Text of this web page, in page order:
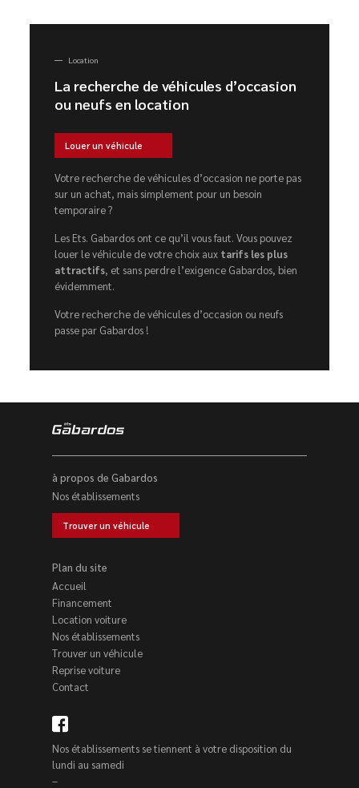
Location
La recherche de véhicules d’occasion
ou neufs en location
Louer un véhicule
Votre recherche de véhicules d’occasion ne porte pas
sur un achat, mais simplement pour un besoin
temporaire ?
Les Ets. Gabardos ont ce qu’il vous faut. Vous pouvez
louer le véhicule de votre choix aux tarifs les plus
attractifs, et sans perdre l’exigence Gabardos, bien
évidemment.
Votre recherche de véhicules d’occasion ou neufs
passe par Gabardos !
à propos de Gabardos
Nos établissements
Trouver un véhicule
Plan du site
Accueil
Financement
Location voiture
Nos établissements
Trouver un véhicule
Reprise voiture
Contact
Nos établissements se tiennent à votre disposition du
lundi au samedi
–